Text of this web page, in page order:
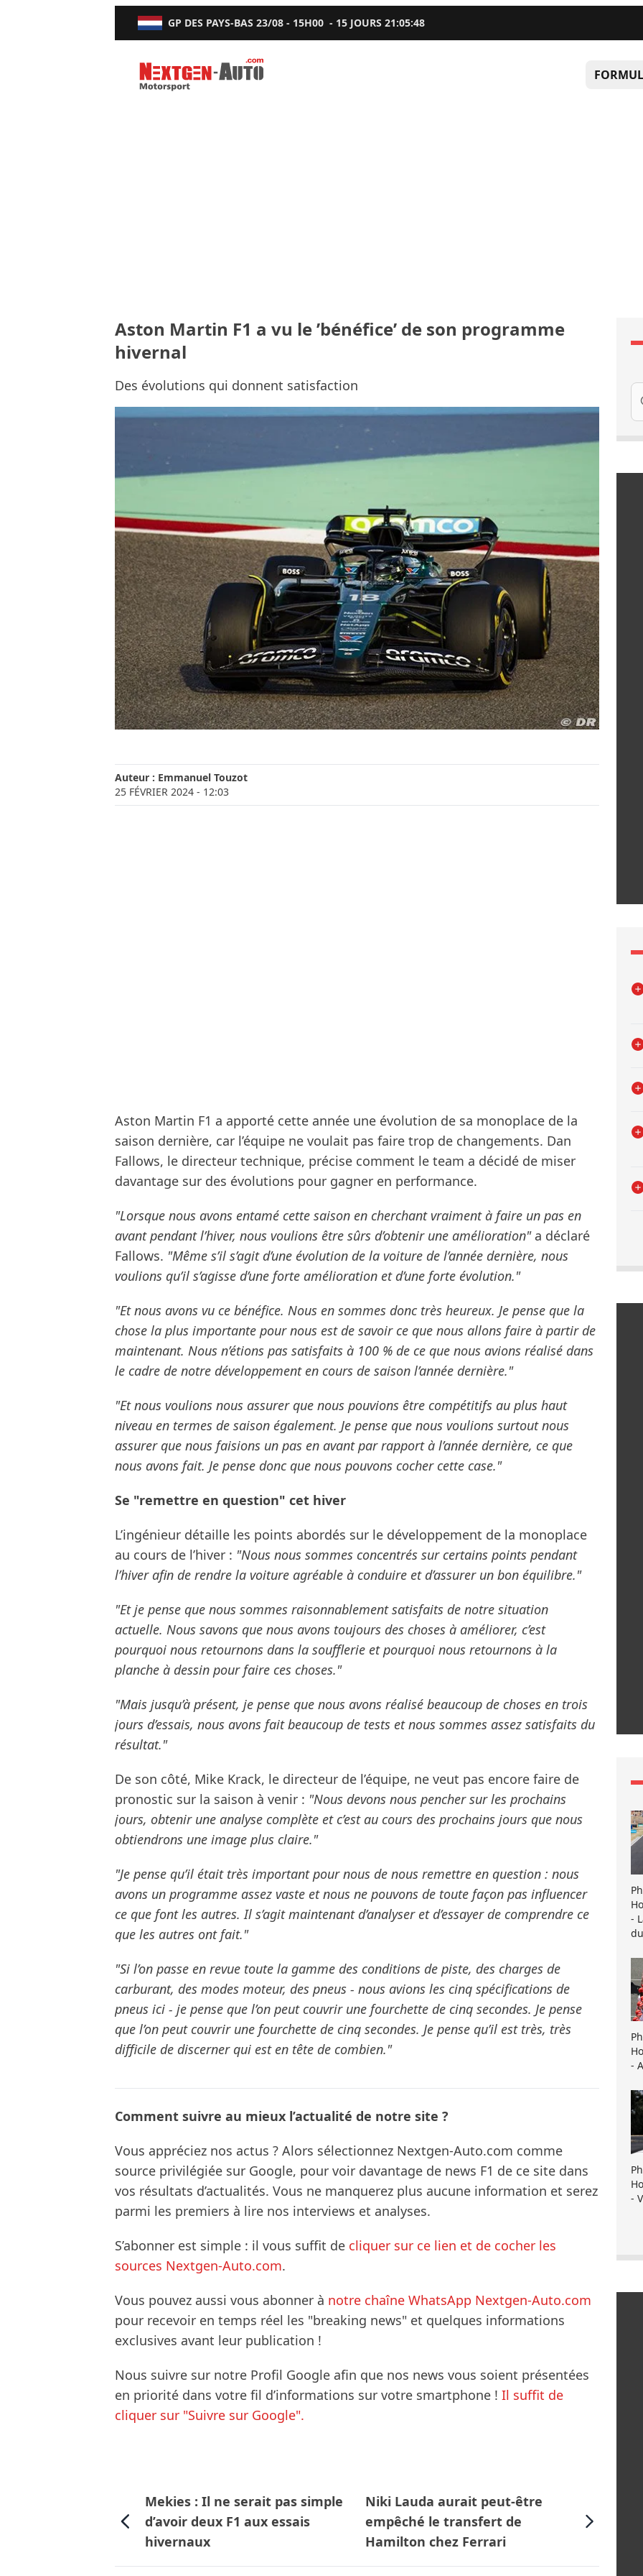
GP DES PAYS-BAS 23/08 - 15H00 - 15 JOURS21:05:47
Nextgen-Auto.com
Aston Martin F1 a vu le ’bénéfice’ de son programme
hivernal
Des évolutions qui donnent satisfaction
Auteur : Emmanuel Touzot
25 FÉVRIER 2024 - 12:03
Aston Martin F1 a apporté cette année une évolution de sa monoplace de la
saison dernière, car l’équipe ne voulait pas faire trop de changements. Dan
Fallows, le directeur technique, précise comment le team a décidé de miser
davantage sur des évolutions pour gagner en performance.
"Lorsque nous avons entamé cette saison en cherchant vraiment à faire un pas en
avant pendant l’hiver, nous voulions être sûrs d’obtenir une amélioration"a déclaré
Fallows. "Même s’il s’agit d’une évolution de la voiture de l’année dernière, nous
voulions qu’il s’agisse d’une forte amélioration et d’une forte évolution."
"Et nous avons vu ce bénéfice. Nous en sommes donc très heureux. Je pense que la
chose la plus importante pour nous est de savoir ce que nous allons faire à partir de
maintenant. Nous n’étions pas satisfaits à 100 % de ce que nous avions réalisé dans
le cadre de notre développement en cours de saison l’année dernière."
"Et nous voulions nous assurer que nous pouvions être compétitifs au plus haut
niveau en termes de saison également. Je pense que nous voulions surtout nous
assurer que nous faisions un pas en avant par rapport à l’année dernière, ce que
nous avons fait. Je pense donc que nous pouvons cocher cette case."
Se "remettre en question" cet hiver
L’ingénieur détaille les points abordés sur le développement de la monoplace
au cours de l’hiver : "Nous nous sommes concentrés sur certains points pendant
l’hiver afin de rendre la voiture agréable à conduire et d’assurer un bon équilibre."
"Et je pense que nous sommes raisonnablement satisfaits de notre situation
actuelle. Nous savons que nous avons toujours des choses à améliorer, c’est
pourquoi nous retournons dans la soufflerie et pourquoi nous retournons à la
planche à dessin pour faire ces choses."
"Mais jusqu’à présent, je pense que nous avons réalisé beaucoup de choses en trois
jours d’essais, nous avons fait beaucoup de tests et nous sommes assez satisfaits du
résultat."
De son côté, Mike Krack, le directeur de l’équipe, ne veut pas encore faire de
pronostic sur la saison à venir : "Nous devons nous pencher sur les prochains
jours, obtenir une analyse complète et c’est au cours des prochains jours que nous
obtiendrons une image plus claire."
"Je pense qu’il était très important pour nous de nous remettre en question : nous
avons un programme assez vaste et nous ne pouvons de toute façon pas influencer
ce que font les autres. Il s’agit maintenant d’analyser et d’essayer de comprendre ce
que les autres ont fait."
"Si l’on passe en revue toute la gamme des conditions de piste, des charges de
carburant, des modes moteur, des pneus - nous avions les cinq spécifications de
pneus ici - je pense que l’on peut couvrir une fourchette de cinq secondes. Je pense
que l’on peut couvrir une fourchette de cinq secondes. Je pense qu’il est très, très
difficile de discerner qui est en tête de combien."
Comment suivre au mieux l’actualité de notre site ?
Vous appréciez nos actus ? Alors sélectionnez Nextgen-Auto.com comme
source privilégiée sur Google, pour voir davantage de news F1 de ce site dans
vos résultats d’actualités. Vous ne manquerez plus aucune information et serez
parmi les premiers à lire nos interviews et analyses.
S’abonner est simple : il vous suffit de cliquer sur ce lien et de cocher les
sources Nextgen-Auto.com.
Vous pouvez aussi vous abonner à notre chaîne WhatsApp Nextgen-Auto.com
pour recevoir en temps réel les "breaking news" et quelques informations
exclusives avant leur publication !
Nous suivre sur notre Profil Google afin que nos news vous soient présentées
en priorité dans votre fil d’informations sur votre smartphone ! Il suffit de
cliquer sur "Suivre sur Google".
Mekies : Il ne serait pas simple
d’avoir deux F1 aux essais
hivernaux
Niki Lauda aurait peut-être
empêché le transfert de
Hamilton chez Ferrari
-
-
-